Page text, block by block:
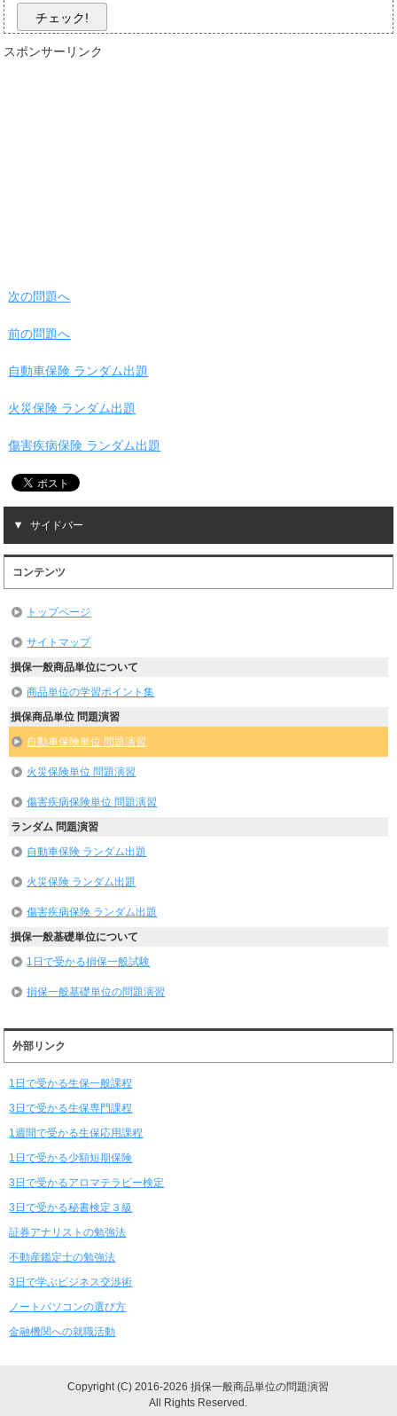
チェック!
スポンサーリンク
次の問題へ
前の問題へ
自動車保険 ランダム出題
火災保険 ランダム出題
傷害疾病保険 ランダム出題
サイドバー
コンテンツ
トップページ
サイトマップ
損保一般商品単位について
商品単位の学習ポイント集
損保商品単位 問題演習
自動車保険単位 問題演習
火災保険単位 問題演習
傷害疾病保険単位 問題演習
ランダム 問題演習
自動車保険 ランダム出題
火災保険 ランダム出題
傷害疾病保険 ランダム出題
損保一般基礎単位について
1日で受かる損保一般試験
損保一般基礎単位の問題演習
外部リンク
1日で受かる生保一般課程
3日で受かる生保専門課程
1週間で受かる生保応用課程
1日で受かる少額短期保険
3日で受かるアロマテラピー検定
3日で受かる秘書検定３級
証券アナリストの勉強法
不動産鑑定士の勉強法
3日で学ぶビジネス交渉術
ノートパソコンの選び方
金融機関への就職活動
Copyright (C) 2016-2026 損保一般商品単位の問題演習
All Rights Reserved.